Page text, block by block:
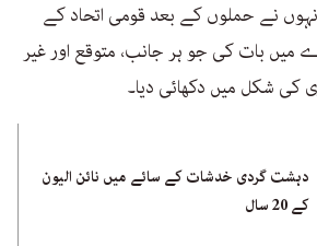
نے حملوں کے بعد قومی اتحاد کے
بات کی جو ہر جانب، متوقع اور غیر
کی شکل میں دکھائی دیا۔
دہشت گردی خدشات کے سائے میں نائن الیون
کے 20 سال